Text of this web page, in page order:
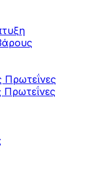
Πρωτεΐνες
Πρωτεΐνες